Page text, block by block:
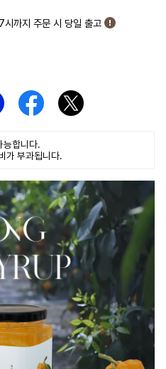
시까지 주문 시 당일 출고
능합니다.
가 부과됩니다.